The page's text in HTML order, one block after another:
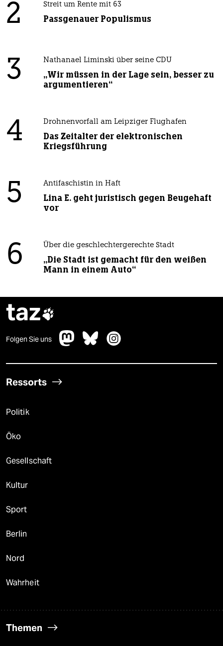
2 Streit um Rente mit 63
Passgenauer Populismus
3 Nathanael Liminski über seine CDU
„Wir müssen in der Lage sein, besser zu
argumentieren“
4 Drohnenvorfall am Leipziger Flughafen
Das Zeitalter der elektronischen
Kriegsführung
5 Antifaschistin in Haft
Lina E. geht juristisch gegen Beugehaft
vor
6 Über die geschlechtergerechte Stadt
„Die Stadt ist gemacht für den weißen
Mann in einem Auto“
taz
Folgen Sie uns
Ressorts
Politik
Öko
Gesellschaft
Kultur
Sport
Berlin
Nord
Wahrheit
Themen